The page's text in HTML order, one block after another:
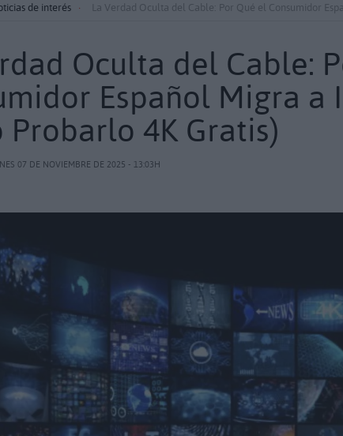
de interés La Verdad Oculta del Cable: Por Qué el Consumidor
Oculta del Cable:
Español Migra a
Probarlo 4K Gratis)
07 DE NOVIEMBRE DE 2025 - 13:03H